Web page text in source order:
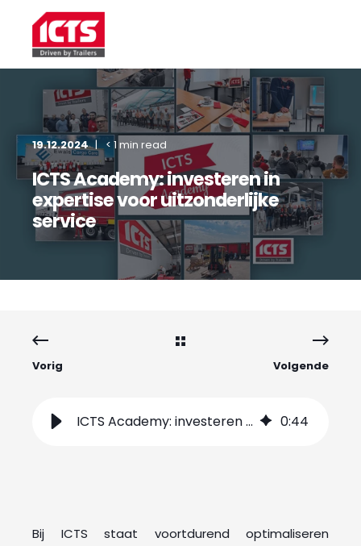
19.12.2024 < 1 min read
ICTS Academy: investeren in
expertise voor uitzonderlijke
service
Vorig Volgende
ICTS Academy: investeren in expertise voor uitzonderlijke service 0:44
Bij ICTS staat voortdurend optimaliseren